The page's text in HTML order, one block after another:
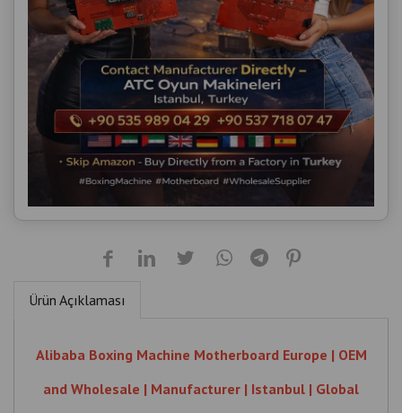
Ürün Açıklaması
Alibaba Boxing Machine Motherboard Europe | OEM
and Wholesale | Manufacturer | Istanbul | Global